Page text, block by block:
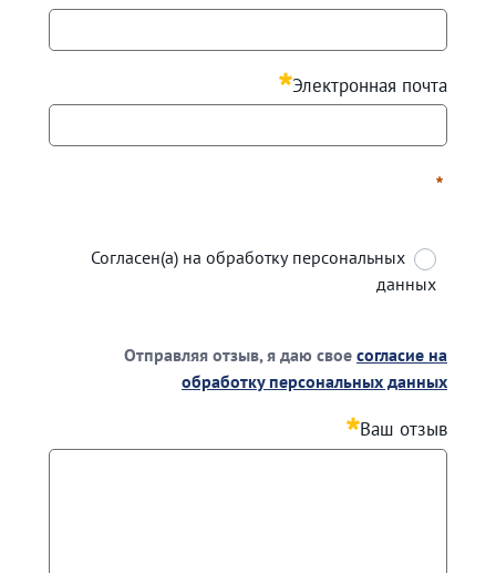
Электронная почта
Согласен(а) на обработку персональных
данных
Отправляя отзыв, я даю свое согласие на
обработку персональных данных
согласие на обработку персональных данных
Ваш отзыв